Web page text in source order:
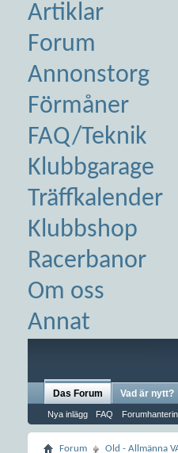
Artiklar
Forum
Annonstorg
Förmåner
FAQ/Teknik
Klubbgarage
Träffkalender
Klubbshop
Racerbanor
Om oss
Annat
Das Forum
Nya inlägg FAQ
Vad är nytt?
Forum Old - Allmänna